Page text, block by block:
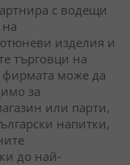
с водещи
изделия и
търговци на
фирмата може да
за
или парти,
напитки,
до най-